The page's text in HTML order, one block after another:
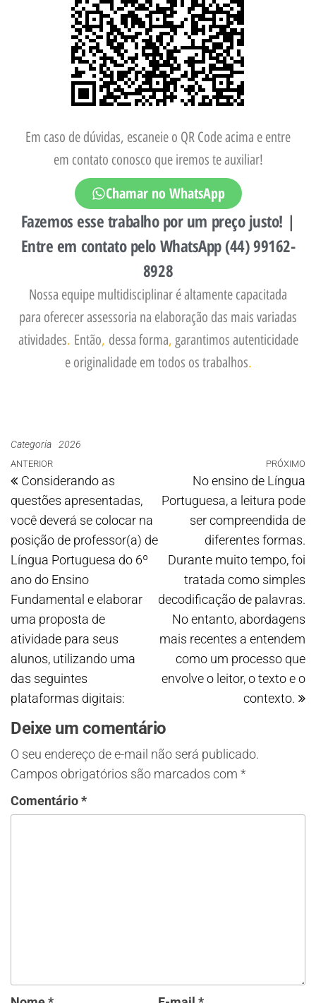
Em caso de dúvidas, escaneie o QR Code acima e entre
em contato conosco que iremos te auxiliar!
Chamar no WhatsApp
Fazemos esse trabalho por um preço justo! |
Entre em contato pelo WhatsApp (44) 99162-
8928
Nossa equipe multidisciplinar é altamente capacitada
para oferecer assessoria na elaboração das mais variadas
atividades. Então, dessa forma, garantimos autenticidade
e originalidade em todos os trabalhos.
Categoria 2026
ANTERIOR
Considerando as
questões apresentadas,
você deverá se colocar na
posição de professor(a) de
Língua Portuguesa do 6º
ano do Ensino
Fundamental e elaborar
uma proposta de
atividade para seus
alunos, utilizando uma
das seguintes
plataformas digitais:​
PRÓXIMO
No ensino de Língua
Portuguesa, a leitura pode
ser compreendida de
diferentes formas.
Durante muito tempo, foi
tratada como simples
decodificação de palavras.
No entanto, abordagens
mais recentes a entendem
como um processo que
envolve o leitor, o texto e o
contexto.
Deixe um comentário
O seu endereço de e-mail não será publicado.
Campos obrigatórios são marcados com *
Comentário*